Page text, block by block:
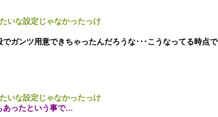
いな設定じゃなかったっけ
ガンツ用意できちゃったんだろうな･･･こうなってる時点で
いな設定じゃなかったっけ
あったという事で…